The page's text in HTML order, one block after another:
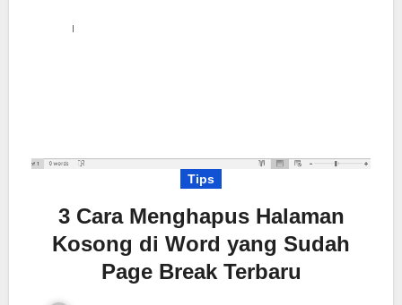
Tips
3 Cara Menghapus Halaman
Kosong di Word yang Sudah
Page Break Terbaru